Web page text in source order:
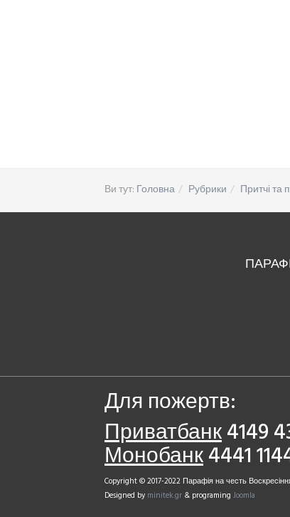
Ви тут: Головна Рубрики Притчі та
Для пожертв:
Приватбанк4149
Монобанк4441
Copyright © 2017-2022 Парафія на честь
Designed by minitek.gr & programing Joomla